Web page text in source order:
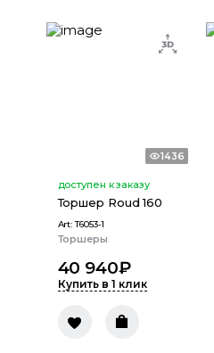
1436
доступен к заказу
Торшер Roud 160
Art:T6053-1
Торшеры
40 940₽
Купить в 1 клик